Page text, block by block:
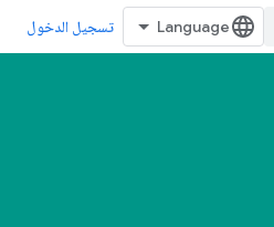
تسجيل الدخول